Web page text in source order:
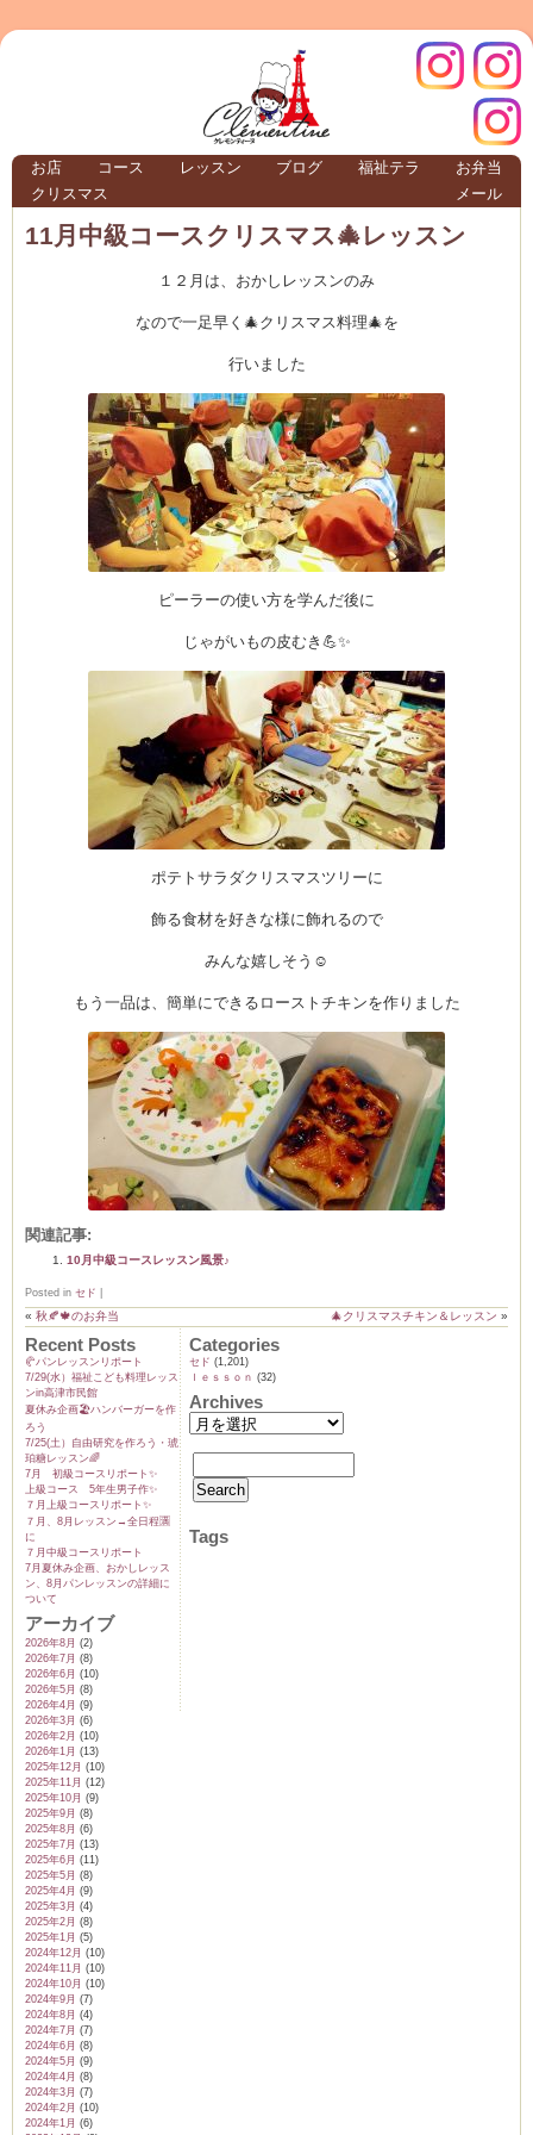
クレモンティーヌ – 新百合ヶ丘の料理教
室・テイクアウト Clémentine (produced
お店 コース レッスン ブログ 福祉テラ
お弁当
クリスマス
メール
インス
クレモ
ンティ
11月中級コースクリスマス🎄レッスン
１２月は、おかしレッスンのみ
なので一足早く🎄クリスマス料理🎄を
行いました
ピーラーの使い方を学んだ後に
じゃがいもの皮むき💪✨
ポテトサラダクリスマスツリーに
飾る食材を好きな様に飾れるので
みんな嬉しそう☺️
もう一品は、簡単にできるローストチキンを作りました
関連記事:
10月中級コースレッスン風景♪
Posted in セド
« 秋🍂🍁のお弁当 🎄クリスマスチキン＆レッスン »
Recent Posts
🥐パンレッスンリポート
7/29(水）福祉こども料理レッス
ンin高津市民館
夏休み企画🏖️ハンバーガーを作
ろう
7/25(土）自由研究を作ろう・琥
珀糖レッスン🌈
7月 初級コースリポート✨️
上級コース 5年生男子作✨️
７月上級コースリポート✨️
７月、8月レッスン→全日程🈵
に
７月中級コースリポート
7月夏休み企画、おかしレッス
ン、8月パンレッスンの詳細に
ついて
アーカイブ
2026年8月 (2)
2026年7月 (8)
2026年6月 (10)
2026年5月 (8)
2026年4月 (9)
2026年3月 (6)
2026年2月 (10)
2026年1月 (13)
2025年12月 (10)
2025年11月 (12)
2025年10月 (9)
2025年9月 (8)
2025年8月 (6)
2025年7月 (13)
2025年6月 (11)
2025年5月 (8)
2025年4月 (9)
2025年3月 (4)
2025年2月 (8)
2025年1月 (5)
2024年12月 (10)
2024年11月 (10)
2024年10月 (10)
2024年9月 (7)
2024年8月 (4)
2024年7月 (7)
2024年6月 (8)
2024年5月 (9)
2024年4月 (8)
2024年3月 (7)
2024年2月 (10)
2024年1月 (6)
Categories
セド (1,201)
ｌｅｓｓｏｎ (32)
Archives
Tags